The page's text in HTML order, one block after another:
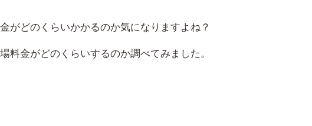
がどのくらいかかるのか気になりますよね？
料金がどのくらいするのか調べてみました。